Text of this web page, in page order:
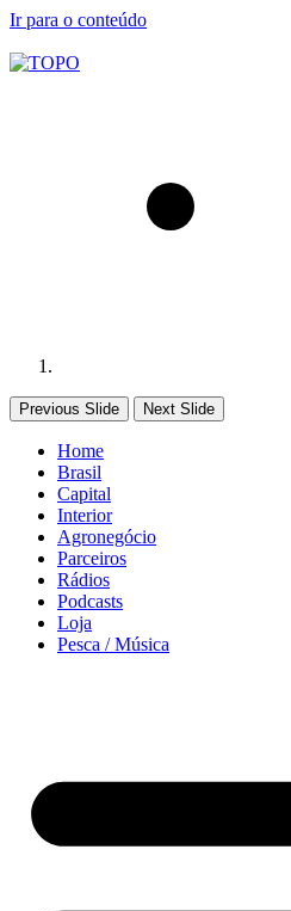
Ir para o conteúdo
Previous Slide Next Slide
Home
Brasil
Capital
Interior
Agronegócio
Parceiros
Rádios
Podcasts
Loja
Pesca / Música